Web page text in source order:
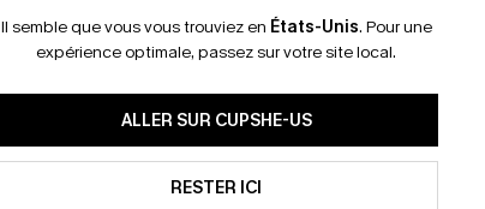
Il semble que vous vous trouviez en États-Unis. Pour une
expérience optimale, passez sur votre site local.
ALLER SUR CUPSHE-US
RESTER ICI
mails marketing (y compris
reconnaissez avoir pris
pouvons utiliser les données